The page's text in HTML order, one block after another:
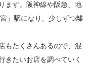
ます。阪神線や阪急、地
」駅になり、少しずつ離
もたくさんあるので、混
きたいお店を調べていく